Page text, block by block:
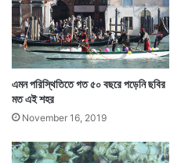
Tags Bengali News
এমন পরিস্থিতিতে গত ৫০ বছরে পড়েনি ছবির
মত এই শহর
November 16, 2019